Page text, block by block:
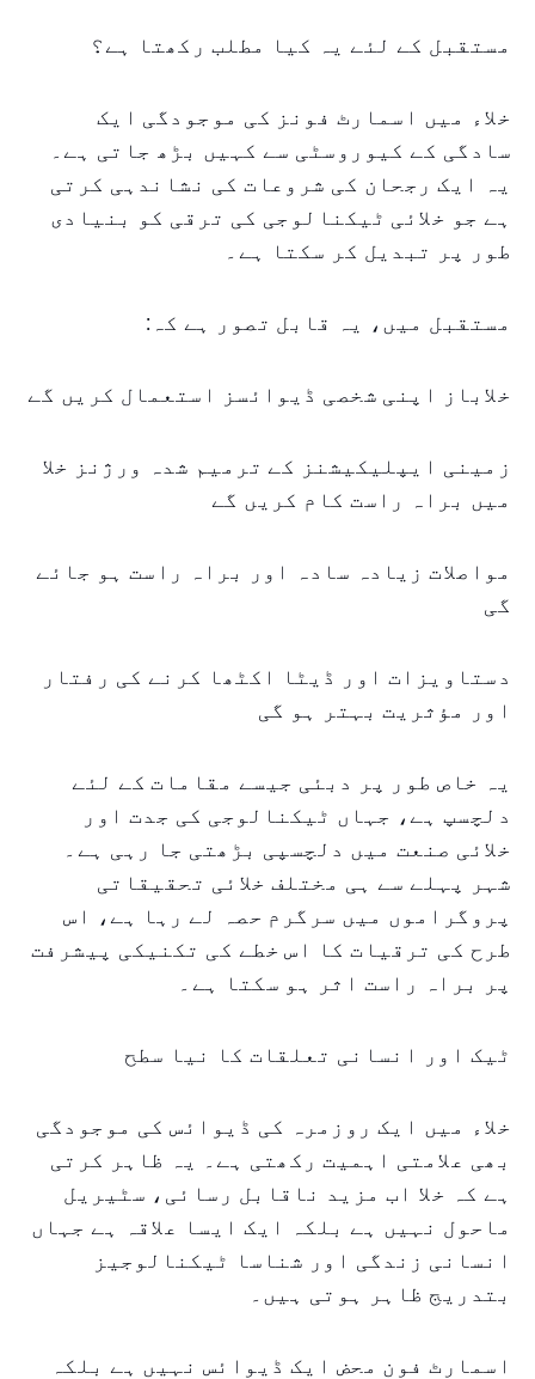
مستقبل کے لئے یہ کیا مطلب رکھتا ہے؟
خلاء میں اسمارٹ فونز کی موجودگی ایک
سادگی کے کیوروسٹی سے کہیں بڑھ جاتی ہے۔
یہ ایک رجحان کی شروعات کی نشاندہی کرتی
ہے جو خلائی ٹیکنالوجی کی ترقی کو بنیادی
طور پر تبدیل کر سکتا ہے۔
مستقبل میں، یہ قابل تصور ہے کہ:
خلاباز اپنی شخصی ڈیوائسز استعمال کریں گے
زمینی ایپلیکیشنز کے ترمیم شدہ ورژنز خلا
میں براہ راست کام کریں گے
مواصلات زیادہ سادہ اور براہ راست ہو جائے
گی
دستاویزات اور ڈیٹا اکٹھا کرنے کی رفتار
اور مؤثریت بہتر ہو گی
یہ خاص طور پر دبئی جیسے مقامات کے لئے
دلچسپ ہے، جہاں ٹیکنالوجی کی جدت اور
خلائی صنعت میں دلچسپی بڑھتی جا رہی ہے۔
شہر پہلے سے ہی مختلف خلائی تحقیقاتی
پروگراموں میں سرگرم حصہ لے رہا ہے، اس
طرح کی ترقیات کا اس خطے کی تکنیکی پیشرفت
پر براہ راست اثر ہو سکتا ہے۔
ٹیک اور انسانی تعلقات کا نیا سطح
خلاء میں ایک روزمرہ کی ڈیوائس کی موجودگی
بھی علامتی اہمیت رکھتی ہے۔ یہ ظاہر کرتی
ہے کہ خلا اب مزید ناقابل رسائی، سٹیریل
ماحول نہیں ہے بلکہ ایک ایسا علاقہ ہے جہاں
انسانی زندگی اور شناسا ٹیکنالوجیز
بتدریج ظاہر ہوتی ہیں۔
اسمارٹ فون محض ایک ڈیوائس نہیں ہے بلکہ